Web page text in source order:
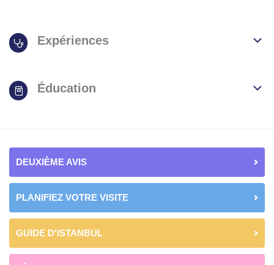
Expériences
Éducation
DEUXIÈME AVIS
PLANIFIEZ VOTRE VISITE
GUIDE D'ISTANBUL